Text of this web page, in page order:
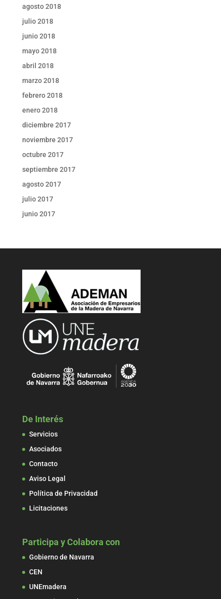
agosto 2018
julio 2018
junio 2018
mayo 2018
abril 2018
marzo 2018
febrero 2018
enero 2018
diciembre 2017
noviembre 2017
octubre 2017
septiembre 2017
agosto 2017
julio 2017
junio 2017
De Interés
Servicios
Asociados
Contacto
Aviso Legal
Política de Privacidad
Licitaciones
Participa y Colabora con
Gobierno de Navarra
CEN
UNEmadera